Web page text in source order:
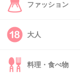
35. 匿名 2015/10/10(土) 15:54:26
学生時代のケバ
全く持てないの
議だった。
ビオレのCMも
ファッション
大人
料理・食べ物